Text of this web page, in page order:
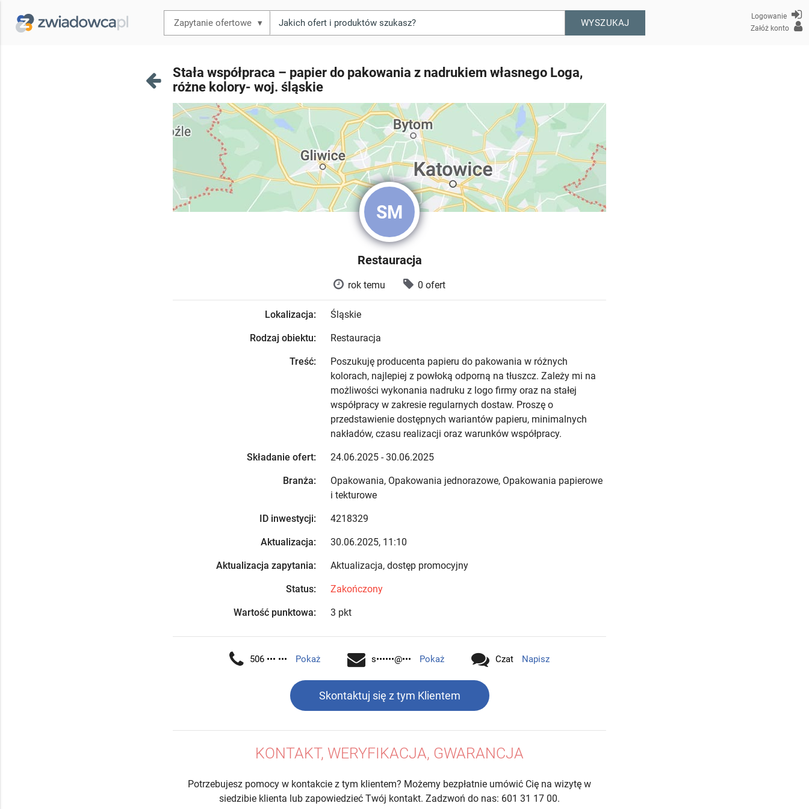
▾ WYSZUKAJ
Logowanie
Załóż konto
Stała współpraca – papier do pakowania z nadrukiem własnego Loga,
różne kolory- woj. śląskie
SM
Restauracja
rok temu 0 ofert
Lokalizacja: Śląskie
Rodzaj obiektu: Restauracja
Treść:
Poszukuję producenta papieru do pakowania w różnych
kolorach, najlepiej z powłoką odporną na tłuszcz. Zależy mi na
możliwości wykonania nadruku z logo firmy oraz na stałej
współpracy w zakresie regularnych dostaw. Proszę o
przedstawienie dostępnych wariantów papieru, minimalnych
nakładów, czasu realizacji oraz warunków współpracy.
Składanie ofert: 24.06.2025 - 30.06.2025
Branża:
Opakowania, Opakowania jednorazowe, Opakowania papierowe
i tekturowe
ID inwestycji: 4218329
Aktualizacja: 30.06.2025, 11:10
Aktualizacja zapytania: Aktualizacja, dostęp promocyjny
Status: Zakończony
Wartość punktowa: 3 pkt
506 ••• ••• Pokaż s••••••@••• Pokaż Czat Napisz
Skontaktuj się z tym Klientem
KONTAKT, WERYFIKACJA, GWARANCJA
Potrzebujesz pomocy w kontakcie z tym klientem? Możemy bezpłatnie umówić Cię na wizytę w
siedzibie klienta lub zapowiedzieć Twój kontakt. Zadzwoń do nas: 601 31 17 00.